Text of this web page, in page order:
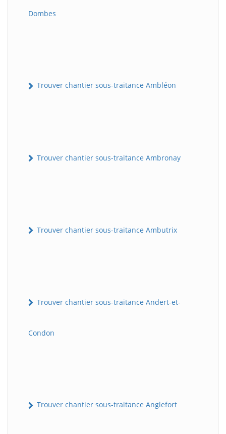
Dombes
Trouver chantier sous-traitance Ambléon
Trouver chantier sous-traitance Ambronay
Trouver chantier sous-traitance Ambutrix
Trouver chantier sous-traitance Andert-et-
Condon
Trouver chantier sous-traitance Anglefort